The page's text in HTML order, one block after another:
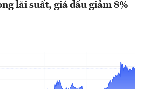
lãi suất, giá dầu giảm 8%